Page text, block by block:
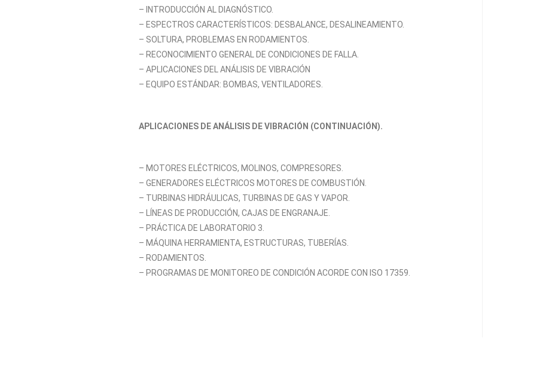
– INTRODUCCIÓN AL DIAGNÓSTICO.
– ESPECTROS CARACTERÍSTICOS: DESBALANCE, DESALINEAMIENTO.
– SOLTURA, PROBLEMAS EN RODAMIENTOS.
– RECONOCIMIENTO GENERAL DE CONDICIONES DE FALLA.
– APLICACIONES DEL ANÁLISIS DE VIBRACIÓN
– EQUIPO ESTÁNDAR: BOMBAS, VENTILADORES.
APLICACIONES DE ANÁLISIS DE VIBRACIÓN (CONTINUACIÓN).
– MOTORES ELÉCTRICOS, MOLINOS, COMPRESORES.
– GENERADORES ELÉCTRICOS MOTORES DE COMBUSTIÓN.
– TURBINAS HIDRÁULICAS, TURBINAS DE GAS Y VAPOR.
– LÍNEAS DE PRODUCCIÓN, CAJAS DE ENGRANAJE.
– PRÁCTICA DE LABORATORIO 3.
– MÁQUINA HERRAMIENTA, ESTRUCTURAS, TUBERÍAS.
– RODAMIENTOS.
– PROGRAMAS DE MONITOREO DE CONDICIÓN ACORDE CON ISO 17359.